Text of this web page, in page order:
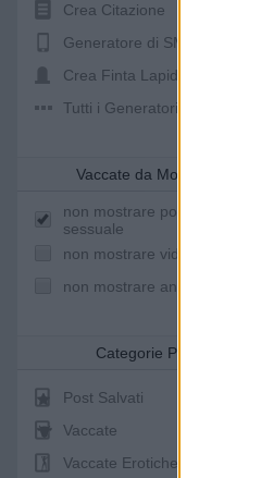
Crea Citazione
Generatore di SMS
Crea Finta Lapide
Tutti i Generatori
Vaccate da Mostrare
non mostrare post a sfondo
sessuale
non mostrare video youtube
non mostrare animazioni
Categorie Post
Post Salvati
Vaccate
Vaccate Erotiche